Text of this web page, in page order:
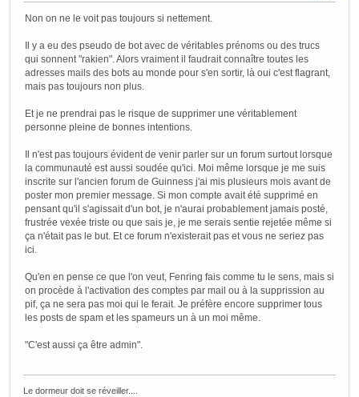
Non on ne le voit pas toujours si nettement.
Il y a eu des pseudo de bot avec de véritables prénoms ou des trucs
qui sonnent "rakien". Alors vraiment il faudrait connaître toutes les
adresses mails des bots au monde pour s'en sortir, là oui c'est flagrant,
mais pas toujours non plus.
Et je ne prendrai pas le risque de supprimer une véritablement
personne pleine de bonnes intentions.
Il n'est pas toujours évident de venir parler sur un forum surtout lorsque
la communauté est aussi soudée qu'ici. Moi même lorsque je me suis
inscrite sur l'ancien forum de Guinness j'ai mis plusieurs mois avant de
poster mon premier message. Si mon compte avait été supprimé en
pensant qu'il s'agissait d'un bot, je n'aurai probablement jamais posté,
frustrée vexée triste ou que sais je, je me serais sentie rejetée même si
ça n'était pas le but. Et ce forum n'existerait pas et vous ne seriez pas
ici.
Qu'en en pense ce que l'on veut, Fenring fais comme tu le sens, mais si
on procède à l'activation des comptes par mail ou à la supprission au
pif, ça ne sera pas moi qui le ferait. Je préfère encore supprimer tous
les posts de spam et les spameurs un à un moi même.
"C'est aussi ça être admin".
Le dormeur doit se réveiller....